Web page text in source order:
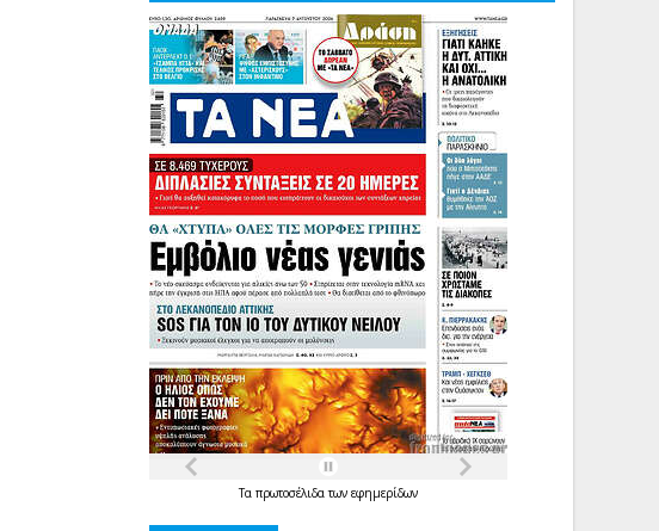
Τα πρωτοσέλιδατων εφημερίδων